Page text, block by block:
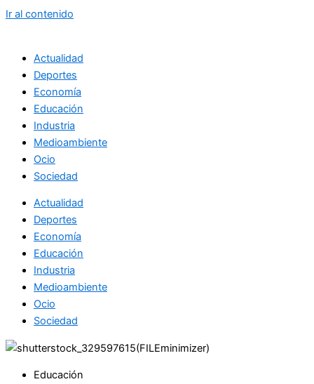
Ir al contenido
Actualidad
Deportes
Economía
Educación
Industria
Medioambiente
Ocio
Sociedad
Actualidad
Deportes
Economía
Educación
Industria
Medioambiente
Ocio
Sociedad
Educación